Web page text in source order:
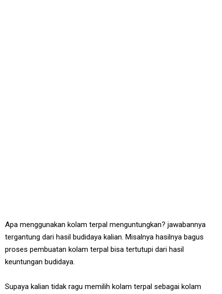
Apa menggunakan kolam terpal menguntungkan? jawabannya
tergantung dari hasil budidaya kalian. Misalnya hasilnya bagus
proses pembuatan kolam terpal bisa tertutupi dari hasil
keuntungan budidaya.
Supaya kalian tidak ragu memilih kolam terpal sebagai kolam